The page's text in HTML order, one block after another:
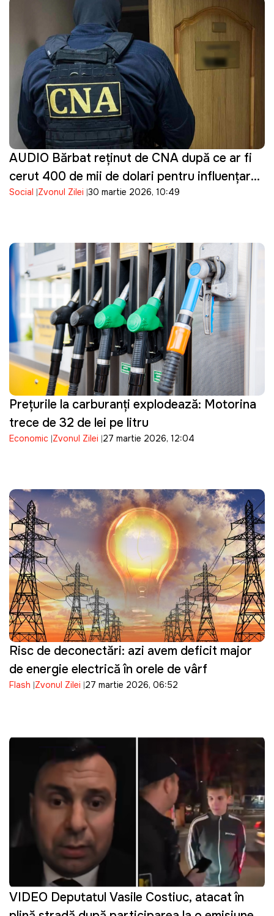
AUDIO Bărbat reținut de CNA după ce ar fi
cerut 400 de mii de dolari pentru influențarea
unei decizii într-un dosar penal
Social Zvonul Zilei 30 martie 2026, 10:49
Prețurile la carburanți explodează: Motorina
trece de 32 de lei pe litru
Economic Zvonul Zilei 27 martie 2026, 12:04
Risc de deconectări: azi avem deficit major
de energie electrică în orele de vârf
Flash Zvonul Zilei 27 martie 2026, 06:52
VIDEO Deputatul Vasile Costiuc, atacat în